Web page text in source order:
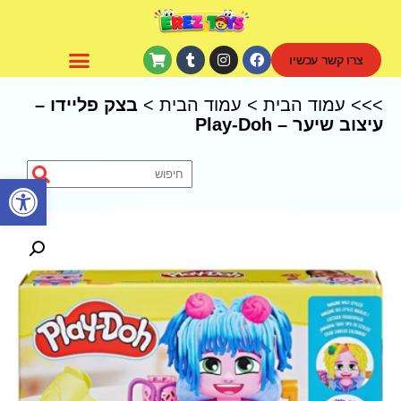
פתח סרגל נגישות
צרו קשר עכשיו
>>> עמוד הבית > עמוד הבית > בצק פליידו –
עיצוב שיער – Play-Doh